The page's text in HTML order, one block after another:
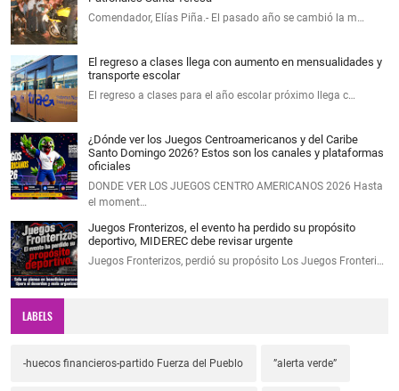
Comendador, Elías Piña.- El pasado año se cambió la m…
El regreso a clases llega con aumento en mensualidades y
transporte escolar
El regreso a clases para el año escolar próximo llega c…
¿Dónde ver los Juegos Centroamericanos y del Caribe
Santo Domingo 2026? Estos son los canales y plataformas
oficiales
DONDE VER LOS JUEGOS CENTRO AMERICANOS 2026 Hasta
el moment…
Juegos Fronterizos, el evento ha perdido su propósito
deportivo, MIDEREC debe revisar urgente
Juegos Fronterizos, perdió su propósito Los Juegos Fronteri…
LABELS
-huecos financieros-partido Fuerza del Pueblo ”alerta verde”